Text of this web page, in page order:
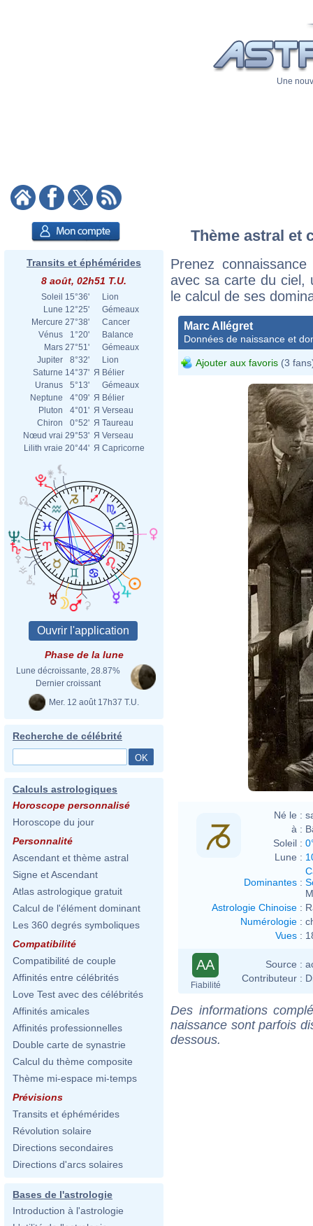
Une
Transits et éphémérides
8 août, 02h51 T.U.
Soleil 15°36'
Lion
Lune 12°25'
Gémeaux
Mercure 27°38'
Cancer
Vénus
1°20'
Balance
Mars 27°51'
Gémeaux
Jupiter
8°32'
Lion
Saturne 14°37' Я Bélier
Uranus
5°13'
Gémeaux
Neptune
4°09' Я Bélier
Pluton
4°01' Я Verseau
Chiron
0°52' Я Taureau
Nœud vrai 29°53' Я Verseau
Lilith vraie 20°44' Я Capricorne
Phase de la lune
Lune décroissante, 28.87%
Dernier croissant
Mer. 12 août 17h37 T.U.
Recherche de célébrité
Calculs astrologiques
Horoscope personnalisé
Horoscope du jour
Personnalité
Ascendant et thème astral
Signe et Ascendant
Atlas astrologique gratuit
Calcul de l'élément dominant
Les 360 degrés symboliques
Compatibilité
Compatibilité de couple
Affinités entre célébrités
Love Test avec des célébrités
Affinités amicales
Affinités professionnelles
Double carte de synastrie
Calcul du thème composite
Thème mi-espace mi-temps
Prévisions
Transits et éphémérides
Révolution solaire
Directions secondaires
Directions d'arcs solaires
Bases de l'astrologie
Introduction à l'astrologie
Thème astral et
Prenez
avec sa carte du ciel,
le calcul de ses
Marc Allégret
Données de naissance et
Ajouter aux favoris (3
Né le :
à :
Soleil :
Lune :
Dominantes :
Astrologie Chinoise :
Numérologie :
Vues :
AA
Fiabilité
Source :
Contributeur :
Des informations
naissance sont parfois
dessous.